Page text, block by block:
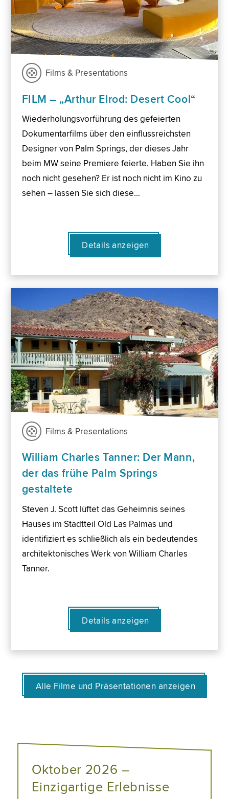
Films & Presentations
FILM – „Arthur Elrod: Desert Cool“
Wiederholungsvorführung des gefeierten
Dokumentarfilms über den einflussreichsten
Designer von Palm Springs, der dieses Jahr
beim MW seine Premiere feierte. Haben Sie ihn
noch nicht gesehen? Er ist noch nicht im Kino zu
sehen – lassen Sie sich diese…
Details anzeigen
Films & Presentations
William Charles Tanner: Der Mann,
der das frühe Palm Springs
gestaltete
Steven J. Scott lüftet das Geheimnis seines
Hauses im Stadtteil Old Las Palmas und
identifiziert es schließlich als ein bedeutendes
architektonisches Werk von William Charles
Tanner.
Details anzeigen
Alle Filme und Präsentationen anzeigen
Oktober 2026 –
Einzigartige Erlebnisse